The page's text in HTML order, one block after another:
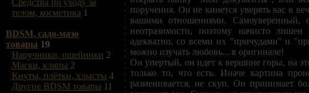
Средства по уходу за
телом, косметика 1
BDSM, садо-мазо
товары 19
Наручники, ошейники 2
Маски, кляпы 2
Кнуты, плётки, хлысты 4
Другие BDSM товары 11
поручения. Он не кинется уверять вас в
вашими отношениями. Самоуверенный,
неотразимости, поэтому начисто
адекватно, со всеми их "причудами" и
можно изучать любовь... в оригинале!
Он упертый, он идет к вершине горы, на
только то, что есть. Иначе картина
разменивается, не скуп. Он принимает